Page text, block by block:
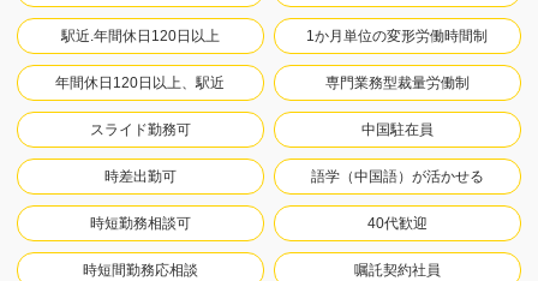
駅近.年間休日120日以上 1か月単位の変形労働時間制
年間休日120日以上、駅近 専門業務型裁量労働制
スライド勤務可 中国駐在員
時差出勤可 語学（中国語）が活かせる
時短勤務相談可 40代歓迎
時短間勤務応相談 嘱託契約社員